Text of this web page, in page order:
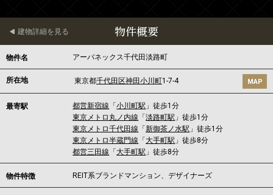
物件概要
建物詳細を見る
物件名 アーバネックス千代田淡路町
所在地 東京都千代田区神田小川町1-7-4 MAP
最寄駅 都営新宿線 「小川町駅 」徒歩1分
東京メトロ丸ノ内線 「淡路町駅 」徒歩1分
東京メトロ千代田線 「新御茶ノ水駅 」徒歩1分
東京メトロ半蔵門線 「 大手町駅 」徒歩8分
都営三田線 「 大手町駅 」徒歩8分
物件特徴 REIT系ブランドマンション、デザイナーズ